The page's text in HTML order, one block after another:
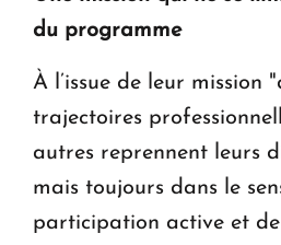
du programme
À l’issue de leur mission
trajectoires
autres reprennent leurs
mais toujours dans le
participation active et